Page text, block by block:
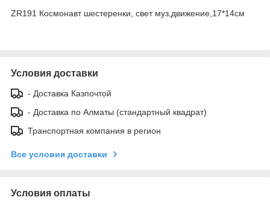
ZR191 Космонавт шестеренки, свет муз,движение,17*14см
Условия доставки
- Доставка Казпочтой
- Доставка по Алматы (стандартный квадрат)
Транспортная компания в регион
Все условия доставки
Условия оплаты